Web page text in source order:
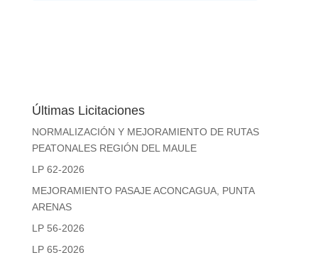
Últimas Licitaciones
NORMALIZACIÓN Y MEJORAMIENTO DE RUTAS
PEATONALES REGIÓN DEL MAULE
LP 62-2026
MEJORAMIENTO PASAJE ACONCAGUA, PUNTA
ARENAS
LP 56-2026
LP 65-2026